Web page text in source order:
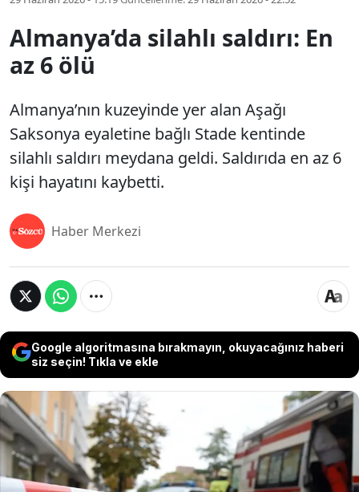
Almanya’da silahlı saldırı: En
az 6 ölü
Almanya’nın kuzeyinde yer alan Aşağı
Saksonya eyaletine bağlı Stade kentinde
silahlı saldırı meydana geldi. Saldırıda en az 6
kişi hayatını kaybetti.
Haber Merkezi
Google algoritmasına bırakmayın, okuyacağınız haberi
siz seçin! Tıkla ve ekle
Almanya’nın kuzeyinde yer alan Aşağı
Saksonya eyaletine bağlı Stade kentinde